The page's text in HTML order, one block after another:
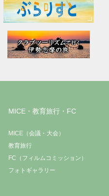
MICE・教育旅行・FC
MICE（会議・大会）
教育旅行
FC（フィルムコミッション）
フォトギャラリー